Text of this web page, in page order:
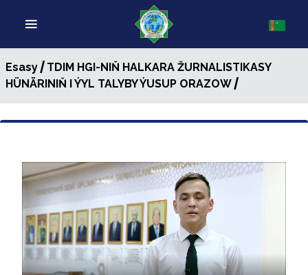
Esasy/ TDIM HGI-NIŇ HALKARA ŽURNALISTIKASY
HÜNÄRINIŇ I ÝYL TALYBY ÝUSUP ORAZOW/